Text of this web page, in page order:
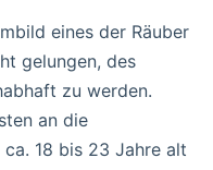
eines der Räuber
gelungen, des
zu werden.
an die
18 bis 23 Jahre alt